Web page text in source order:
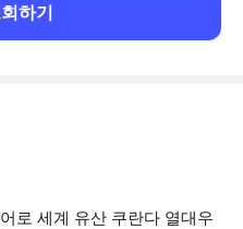
하기
로 세계 유산 쿠란다 열대우